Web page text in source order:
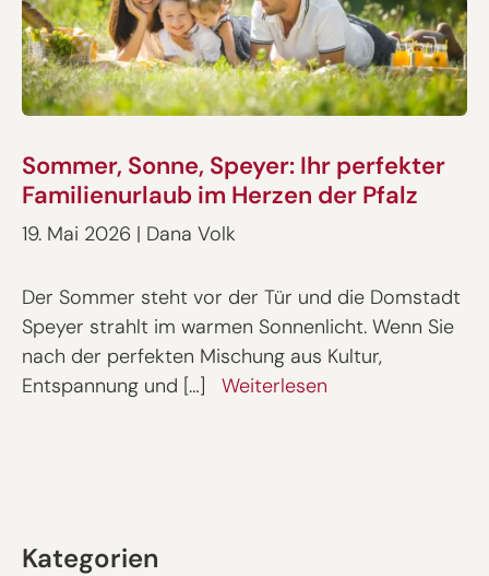
Sommer, Sonne, Speyer: Ihr perfekter
Familienurlaub im Herzen der Pfalz
19. Mai 2026 | Dana Volk
Der Sommer steht vor der Tür und die Domstadt
Speyer strahlt im warmen Sonnenlicht. Wenn Sie
nach der perfekten Mischung aus Kultur,
Entspannung und […]
Weiterlesen
Kategorien